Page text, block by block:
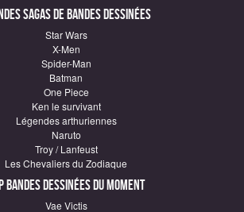
sagas de Bandes Dessinées
Star Wars
X-Men
Spider-Man
Batman
One Piece
Ken le survivant
Légendes arthuriennes
Naruto
Troy / Lanfeust
Les Chevaliers du Zodiaque
Bandes Dessinées du moment
Vae Victis